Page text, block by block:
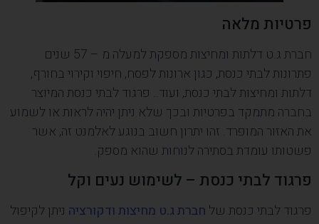
פרטיות מלאה
חברת ג.ט דלתות ומחיצות מספקת למעלה מ – 57 שנים
פתרונות לבתי כנסת, כגון ארונות לפסח, חיפוי וקירוי בחורף,
דלתות ומחיצות לבתי כנסת, ועוד.. פרגוד לבתי כנסת המיוצר
בחברה מתמקד בפרטיות ובכך שלא ניתן יהיה לראות או לשמוע
את האזור המופרד. זהו יתרון חשוב בנוגע לאלמנט זה, אשר
פשטותו עומדת בסתירה לנוחות שהוא מספק.
פרגוד לבתי כנסת – לשימוש נעים וקל
פרגוד לבתי כנסת של חברת ג.ט מחיצות ודקורציה ניתן לקיפול